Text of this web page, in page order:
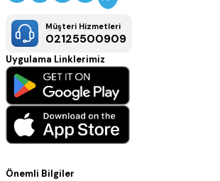
Önemli Bilgiler
Müşteri Hizmetleri
02125500909
Uygulama Linklerimiz